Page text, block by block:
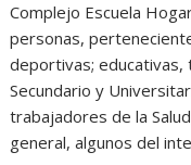
Complejo Escuela
personas,
deportivas; educativas,
Secundario y
trabajadores de la
general, algunos del